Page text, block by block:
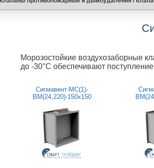
Морозостойкие воздухозаборные
до -30°C обеспечивают
Сигмавент-МС(1)-
BM(24,220)-150х150